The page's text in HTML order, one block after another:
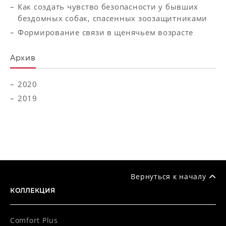
Как создать чувство безопасности у бывших
бездомных собак, спасенных зоозащитниками
Формирование связи в щенячьем возрасте
Aрхив
2020
2019
Вернуться к началу
КОЛЛЕКЦИЯ
Comfort Plus